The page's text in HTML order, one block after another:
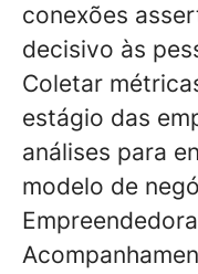
conexões
decisivo às
Coletar
estágio das
análises para
modelo de